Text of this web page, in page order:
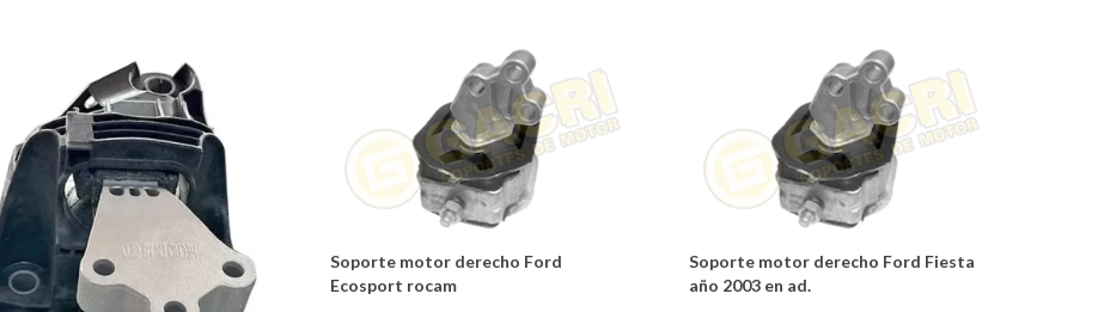
Soporte motor derecho Ford
Ecosport rocam
Soporte motor derecho Ford Fiesta
año 2003 en ad.